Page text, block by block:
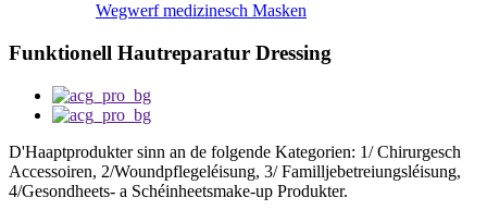
Wegwerf medizinesch Masken
Funktionell Hautreparatur Dressing
D'Haaptprodukter sinn an de folgende Kategorien: 1/ Chirurgesch
Accessoiren, 2/Woundpflegeléisung, 3/ Familljebetreiungsléisung,
4/Gesondheets- a Schéinheetsmake-up Produkter.